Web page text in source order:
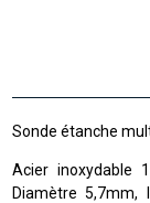
Sonde étanche
Acier inoxydable
Diamètre 5,7mm,